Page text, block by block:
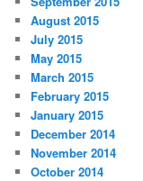
August 2015
July 2015
May 2015
March 2015
February 2015
January 2015
December 2014
November 2014
October 2014